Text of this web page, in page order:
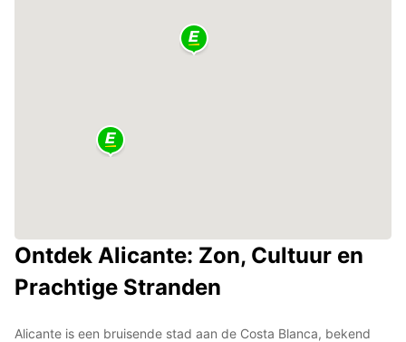
Ontdek Alicante: Zon, Cultuur en
Prachtige Stranden
Alicante is een bruisende stad aan de Costa Blanca, bekend